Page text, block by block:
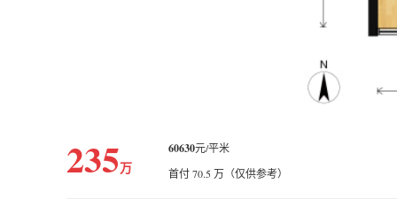
235万
60630元/平米
首付 70.5 万（仅供参考）